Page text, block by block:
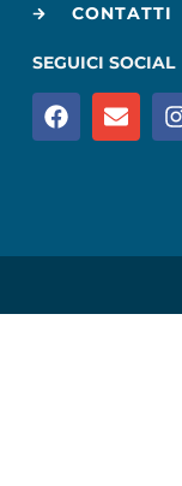
CONTATTI
SEGUICI SOCIAL